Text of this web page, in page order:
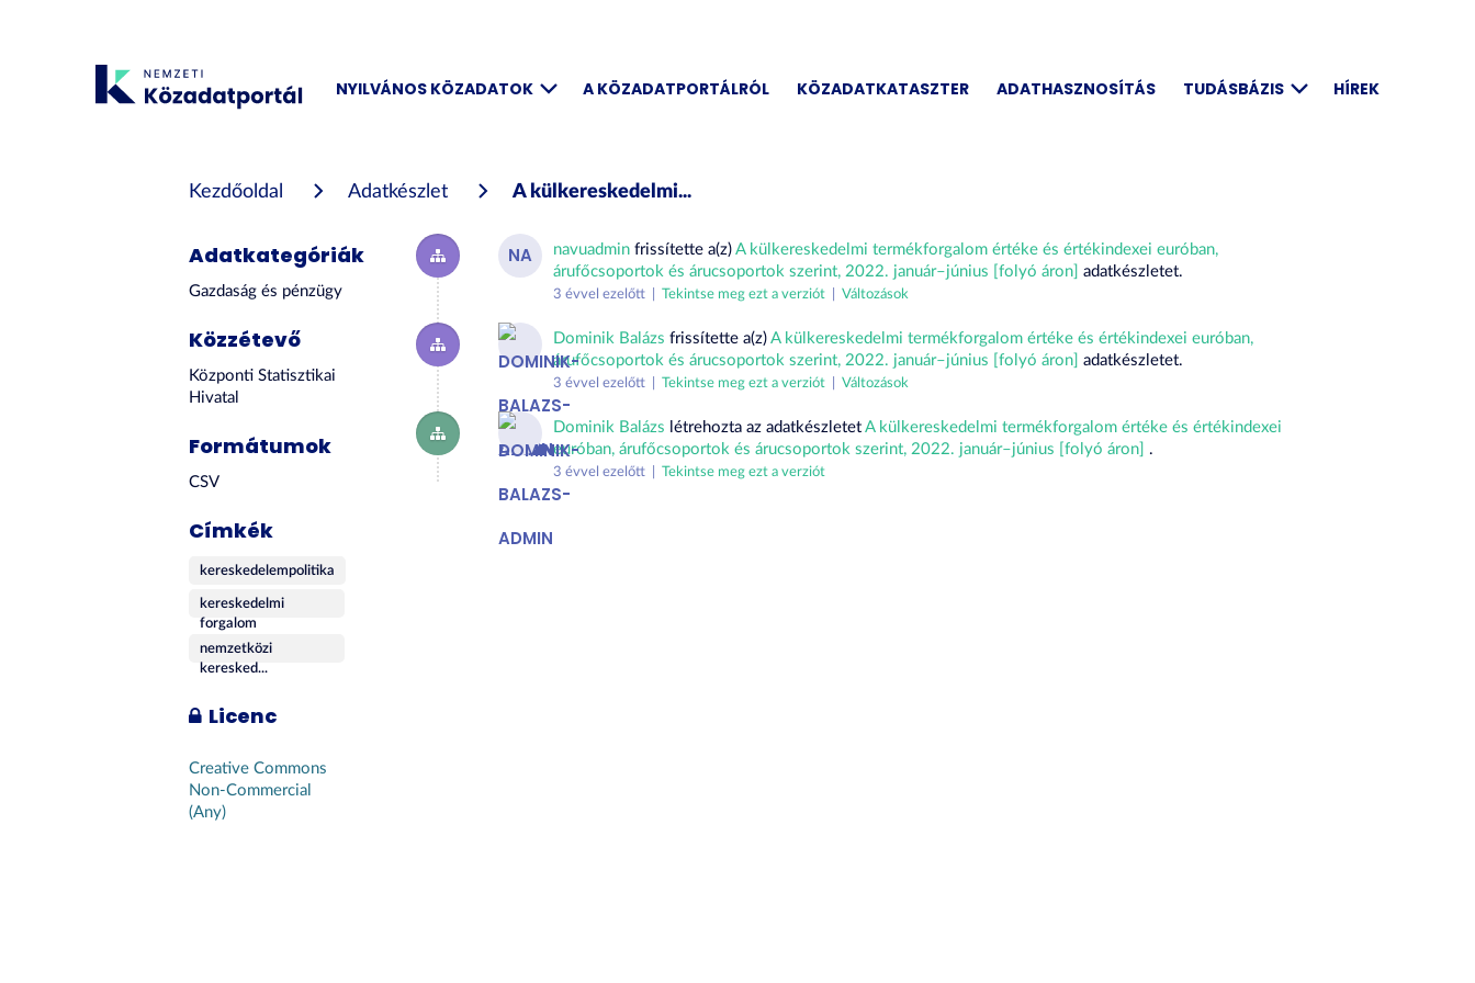
NYILVÁNOS KÖZADATOK A KÖZADATPORTÁLRÓL KÖZADATKATASZTER ADATHASZNOSÍTÁS TUDÁSBÁZIS HÍREK
Kezdőoldal Adatkészlet A külkereskedelmi...
Adatkategóriák
Gazdaság és pénzügy
Közzétevő
Központi Statisztikai
Hivatal
Formátumok
CSV
Címkék
kereskedelempolitika
kereskedelmi
forgalom
nemzetközi
keresked...
Licenc
Creative Commons
Non-Commercial
(Any)
NA navuadmin frissítette a(z) A külkereskedelmi termékforgalom értéke és értékindexei euróban,
árufőcsoportok és árucsoportok szerint, 2022. január–június [folyó áron] adatkészletet.
3 évvel ezelőtt | Tekintse meg ezt a verziót Változások
Dominik Balázs frissítette a(z) A külkereskedelmi termékforgalom értéke és értékindexei euróban,
árufőcsoportok és árucsoportok szerint, 2022. január–június [folyó áron] adatkészletet.
3 évvel ezelőtt | Tekintse meg ezt a verziót Változások
Dominik Balázs létrehozta az adatkészletet A külkereskedelmi termékforgalom értéke és értékindexei
euróban, árufőcsoportok és árucsoportok szerint, 2022. január–június [folyó áron]
.
3 évvel ezelőtt | Tekintse meg ezt a verziót